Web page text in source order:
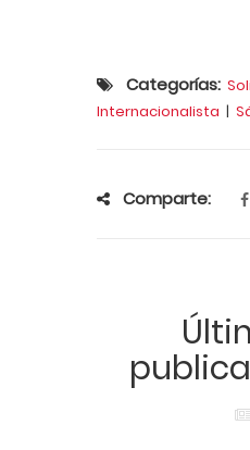
Categorías:
Internacionalista |
Comparte: